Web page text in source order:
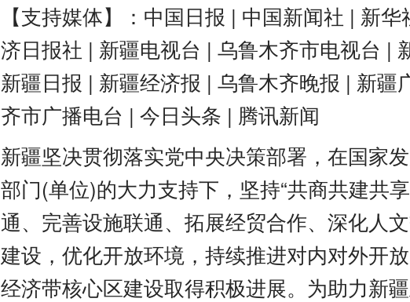
【支持媒体】：中国日报 | 中国新闻社 | 新
济日报社 | 新疆电视台 | 乌鲁木齐市电视台 |
新疆日报 | 新疆经济报 | 乌鲁木齐晚报 | 新疆
齐市广播电台 | 今日头条 | 腾讯新闻
新疆坚决贯彻落实党中央决策部署，在国家
部门(单位)的大力支持下，坚持“共商共建共
通、完善设施联通、拓展经贸合作、深化人
建设，优化开放环境，持续推进对内对外开
经济带核心区建设取得积极进展。为助力新